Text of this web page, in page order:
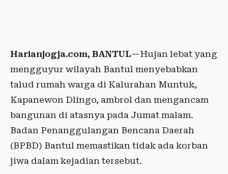
Harianjogja.com, BANTUL—Hujan lebat yang
mengguyur wilayah Bantul menyebabkan
talud rumah warga di Kalurahan Muntuk,
Kapanewon Dlingo, ambrol dan mengancam
bangunan di atasnya pada Jumat malam.
Badan Penanggulangan Bencana Daerah
(BPBD) Bantul memastikan tidak ada korban
jiwa dalam kejadian tersebut.